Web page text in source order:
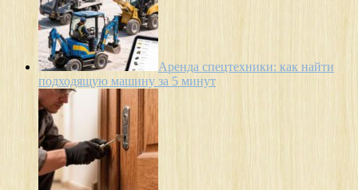
Аренда спецтехники: как найти
подходящую машину за 5 минут